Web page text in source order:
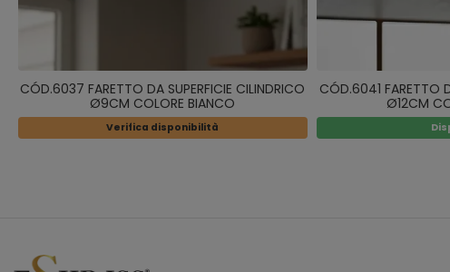
CÓD.6037 FARETTO DA SUPERFICIE CILINDRICO
Ø9CM COLORE BIANCO
Verifica disponibilità
CÓD.6041 FARETTO
Ø12CM